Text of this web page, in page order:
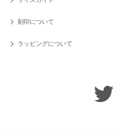
刻印について
ラッピングについて